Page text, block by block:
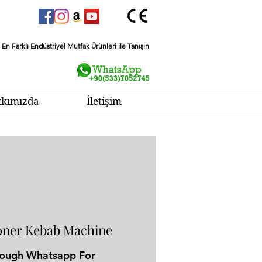
En Farklı Endüstriyel Mutfak Ürünleri ile Tanışın
İletişim
Kebab Machine
Whatsapp For